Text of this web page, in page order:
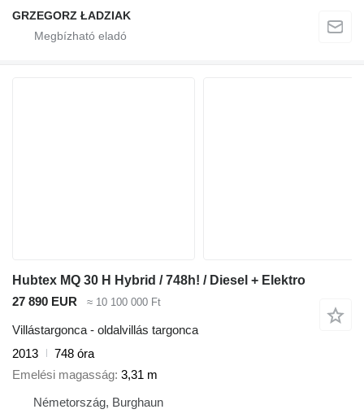
GRZEGORZ ŁADZIAK
Hubtex MQ 30 H Hybrid / 748h! / Diesel + Elektro
27 890 EUR
≈ 10 100 000 Ft
Villástargonca - oldalvillás targonca
2013
748 óra
Emelési magasság 3,31 m
Németország, Burghaun